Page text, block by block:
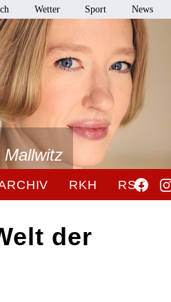
Wetter Sport News
RKH RSO
der